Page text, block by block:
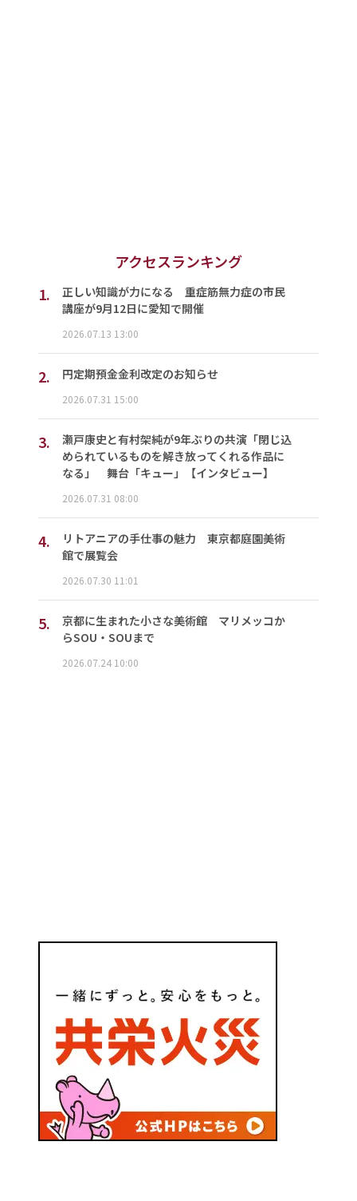
アクセスランキング
1.
正しい知識が力になる 重症筋無力症の市民
講座が9月12日に愛知で開催
2026.07.13 13:00
2. 円定期預金金利改定のお知らせ
2026.07.31 15:00
3.
瀬戸康史と有村架純が9年ぶりの共演「閉じ込
められているものを解き放ってくれる作品に
なる」 舞台「キュー」【インタビュー】
2026.07.31 08:00
4.
リトアニアの手仕事の魅力 東京都庭園美術
館で展覧会
2026.07.30 11:01
5.
京都に生まれた小さな美術館 マリメッコか
らSOU・SOUまで
2026.07.24 10:00